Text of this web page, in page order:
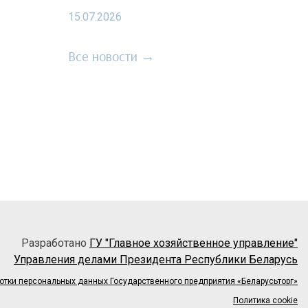
15.07.2026
Все новости →
Разработано ГУ "Главное хозяйственное управление"
Управления делами Президента Республики Беларусь
персональных данных Государственного предприятия «Беларусьторг»
Политика cookie